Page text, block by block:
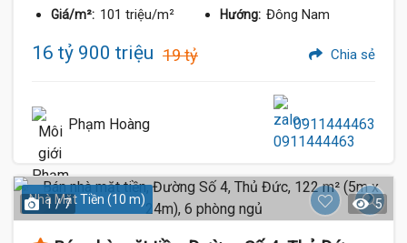
Giá/m²: 101 triệu/m² Hướng: Đông Nam
16 tỷ 900 triệu 19 tỷ Chia sẻ
Phạm Hoàng 0911444463
Nhà Mặt Tiền (10 m)
1 / 7 5